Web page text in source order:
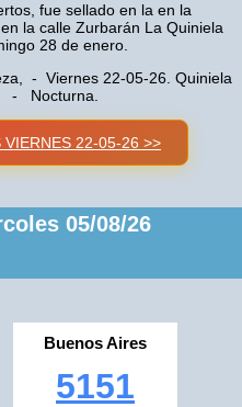
fue sellado en la en la
la calle Zurbarán La Quiniela
28 de enero.
- Viernes 22-05-26. Quiniela
- Nocturna.
22-05-26 >>
05/08/26
Buenos Aires
5151